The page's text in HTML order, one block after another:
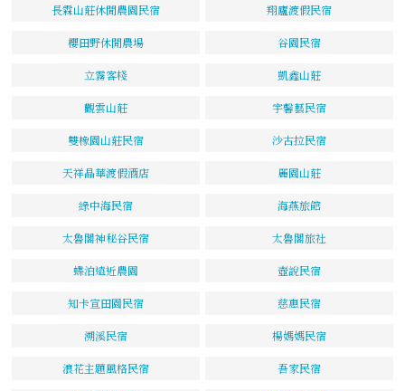
長霖山莊休閒農園民宿 翔廬渡假民宿
櫻田野休閒農場 谷園民宿
立霧客棧 凱鑫山莊
觀雲山莊 宇馨藝民宿
雙橡園山莊民宿 沙古拉民宿
天祥晶華渡假酒店 麗園山莊
綠中海民宿 海燕旅館
太魯閣神秘谷民宿 太魯閣旅社
蝶泊遠近農園 壺說民宿
知卡宣田園民宿 慈惠民宿
溯溪民宿 楊媽媽民宿
浪花主題風格民宿 吾家民宿